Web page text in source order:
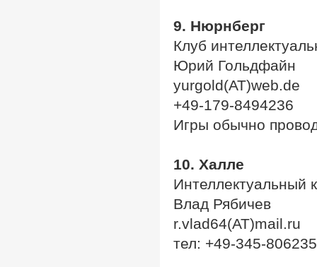
9. Нюрнберг
Клуб
Юрий Гольдфайн
yurgold(AT)web.de
+49-179-8494236
Игры обычно
10. Халле
Интеллектуальный
Влад Рябичев
r.vlad64(AT)mail.ru
тел: +49-345-